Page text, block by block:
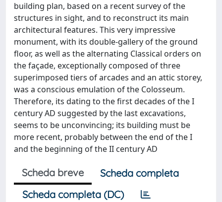
building plan, based on a recent survey of the
structures in sight, and to reconstruct its main
architectural features. This very impressive
monument, with its double-gallery of the ground
floor, as well as the alternating Classical orders on
the façade, exceptionally composed of three
superimposed tiers of arcades and an attic storey,
was a conscious emulation of the Colosseum.
Therefore, its dating to the first decades of the I
century AD suggested by the last excavations,
seems to be unconvincing; its building must be
more recent, probably between the end of the I
and the beginning of the II century AD
Scheda breve
Scheda completa
Scheda completa (DC)